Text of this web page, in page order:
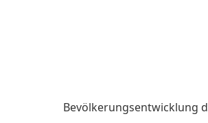
Bevölkerungsentwicklung